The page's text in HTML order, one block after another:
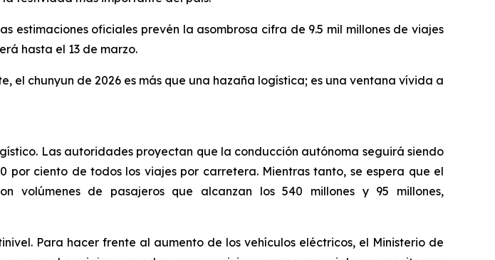
estimaciones oficiales prevén la asombrosa cifra de 9.5 mil millones de viajes
hasta el 13 de marzo.
chunyun de 2026 es más que una hazaña logística; es una ventana vívida a
Las autoridades proyectan que la conducción autónoma seguirá siendo
ciento de todos los viajes por carretera. Mientras tanto, se espera que el
volúmenes de pasajeros que alcanzan los 540 millones y 95 millones,
Para hacer frente al aumento de los vehículos eléctricos, el Ministerio de